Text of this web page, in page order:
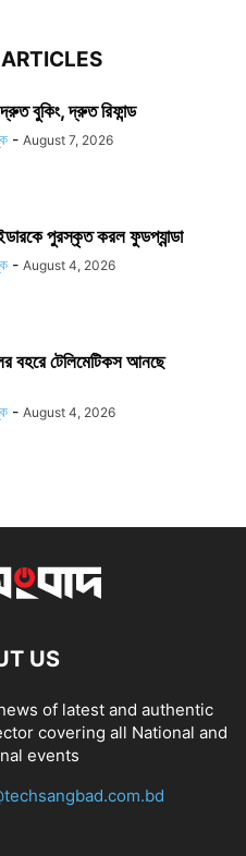
বুকিং, দ্রুত রিফান্ড
- August 7, 2026
পুরস্কৃত করল ফুডপ্যান্ডা
- August 4, 2026
বহরে টেলিমেটিকস আনছে
- August 4, 2026
US
of latest and authentic
covering all National and
events